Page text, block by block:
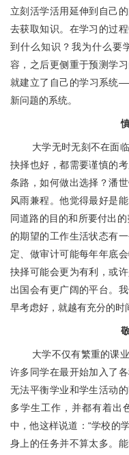
立刻活学活用延伸到自己
去获取知识。在学习的过
到什么知识？我为什么要
容，之后更侧重于预测学
就建立了自己的学习系统
新问题的系统。
大学无时无刻不在面
抉择也好，都需要谨慎的
条路，如何做出选择？潘
风雨兼程。他觉得最好是
同道路的目的和所要付出
的期望的工作生活状态有
定、做审计可能每年年底
抉择可能会更为有利，或
出国会有更广阔的平台。
早考虑好，就越有充分的时
大学不仅有繁重的课
许多同学在最开始加入了
无法平衡学业和学生活动
多学生工作，并都有着出
中，他这样说道：“学校的
身上的任务并不算太多。